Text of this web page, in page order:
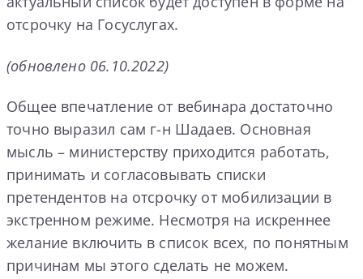
отсрочку на Госуслугах.
(обновлено 06.10.2022)
Общее впечатление от вебинара достаточно
точно выразил сам г-н Шадаев. Основная
мысль – министерству приходится работать,
принимать и согласовывать списки
претендентов на отсрочку от мобилизации в
экстренном режиме. Несмотря на искреннее
желание включить в список всех, по понятным
причинам мы этого сделать не можем.